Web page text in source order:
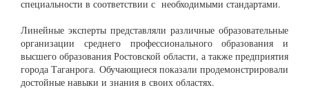
специальности в соответствии с необходимыми стандартами.
Линейные эксперты представляли различные образовательные
организации среднего профессионального образования и
высшего образования Ростовской области, а также предприятия
города Таганрога. Обучающиеся показали продемонстрировали
достойные навыки и знания в своих областях.